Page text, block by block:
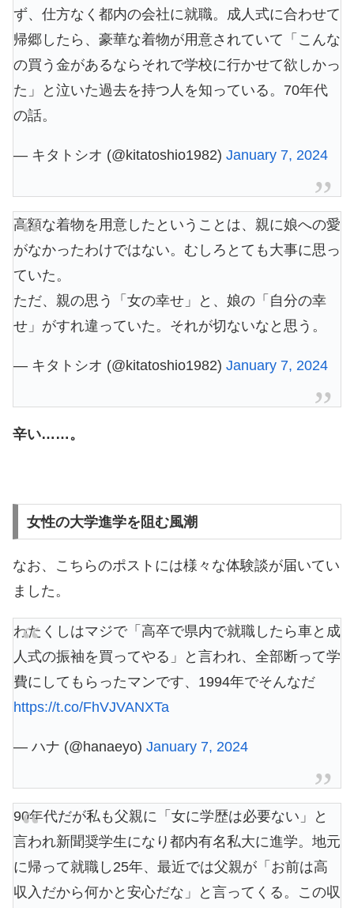
ず、仕方なく都内の会社に就職。成人式に合わせて
帰郷したら、豪華な着物が用意されていて「こんな
の買う金があるならそれで学校に行かせて欲しかっ
た」と泣いた過去を持つ人を知っている。70年代
の話。
— キタトシオ (@kitatoshio1982) January 7, 2024
高額な着物を用意したということは、親に娘への愛
がなかったわけではない。むしろとても大事に思っ
ていた。
ただ、親の思う「女の幸せ」と、娘の「自分の幸
せ」がすれ違っていた。それが切ないなと思う。
— キタトシオ (@kitatoshio1982) January 7, 2024
辛い……。
女性の大学進学を阻む風潮
なお、こちらのポストには様々な体験談が届いてい
ました。
わたくしはマジで「高卒で県内で就職したら車と成
人式の振袖を買ってやる」と言われ、全部断って学
費にしてもらったマンです、1994年でそんなだ
https://t.co/FhVJVANXTa
— ハナ (@hanaeyo) January 7, 2024
90年代だが私も父親に「女に学歴は必要ない」と
言われ新聞奨学生になり都内有名私大に進学。地元
に帰って就職し25年、最近では父親が「お前は高
収入だから何かと安心だな」と言ってくる。この収